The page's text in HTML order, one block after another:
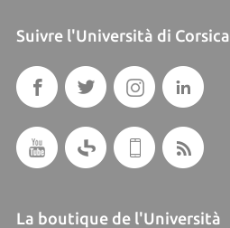
Suivre l'Università di Corsica
La boutique de l'Università